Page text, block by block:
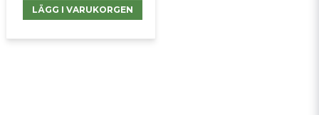
LÄGG I VARUKORGEN